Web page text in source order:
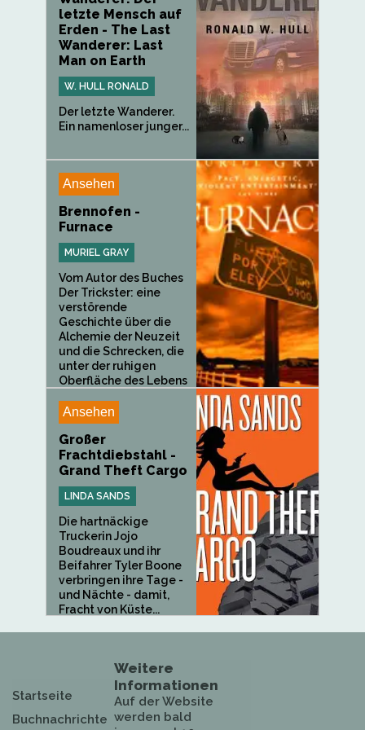
letzte Mensch auf
Erden - The Last
Wanderer: Last
Man on Earth
W. HULL RONALD
Der letzte Wanderer.
Ein namenloser junger...
Ansehen
Brennofen -
Furnace
MURIEL GRAY
Vom Autor des Buches
Der Trickster: eine
verstörende
Geschichte über die
Alchemie der Neuzeit
und die Schrecken, die
unter der ruhigen
Oberfläche des Lebens
Ansehen
Großer
Frachtdiebstahl -
Grand Theft Cargo
LINDA SANDS
Die hartnäckige
Truckerin Jojo
Boudreaux und ihr
Beifahrer Tyler Boone
verbringen ihre Tage -
und Nächte - damit,
Fracht von Küste...
Startseite
Buchnachrichte
Weitere
Informationen
Auf der Website
werden bald